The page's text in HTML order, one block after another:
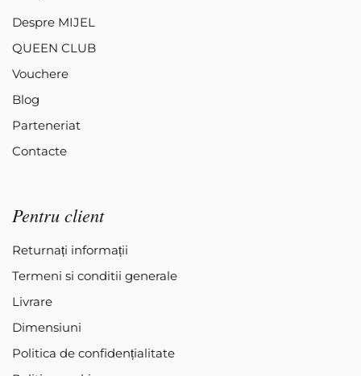
Despre MIJEL
QUEEN CLUB
Vouchere
Blog
Parteneriat
Contacte
Pentru client
Returnați informații
Termeni si conditii generale
Livrare
Dimensiuni
Politica de confidențialitate